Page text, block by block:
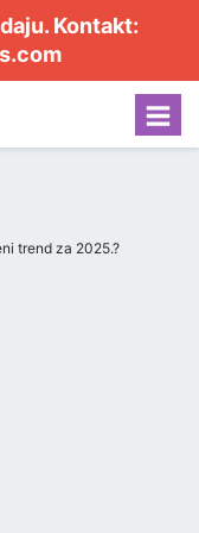
Kontakt:
trend za 2025.?